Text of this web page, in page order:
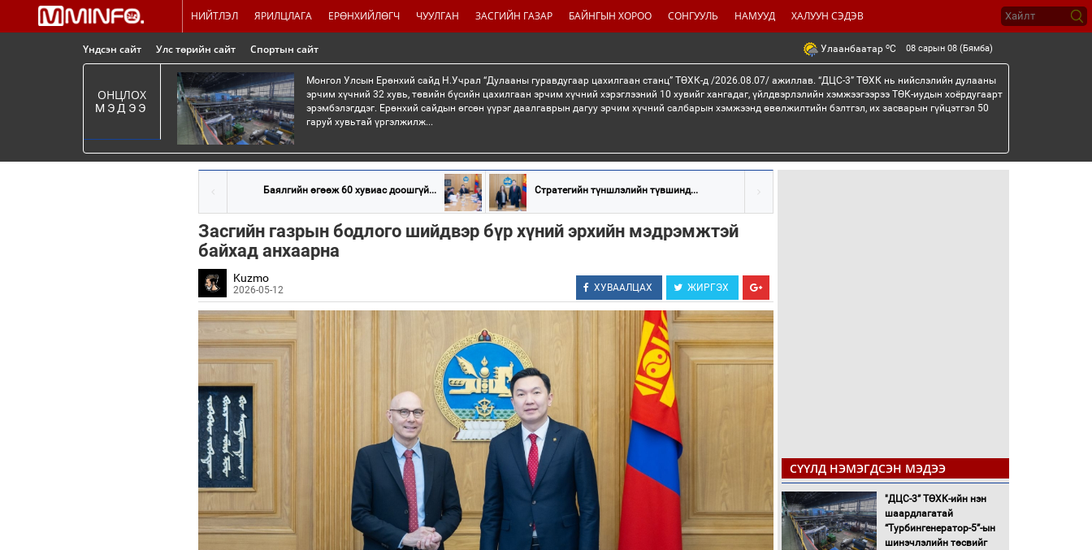
НИЙТЛЭЛ ЯРИЛЦЛАГА ЕРӨНХИЙЛӨГЧ ЧУУЛГАН ЗАСГИЙН ГАЗАР БАЙНГЫН ХОРОО СОНГУУЛЬ НАМУУД ХАЛУУН СЭДЭВ
Үндсэн сайт Улс төрийн сайт Спортын сайт Улаанбаатар oC 08 сарын 08 (Бямба)
ОНЦЛОХ
МЭДЭЭ
Монгол Улсын Ерөнхий сайд Н.Учрал “Дулааны гуравдугаар цахилгаан станц” ТӨХК-д /2026.08.07/ ажиллав. “ДЦС-3” ТӨХК нь нийслэлийн дулааны
эрчим хүчний 32 хувь, төвийн бүсийн цахилгаан эрчим хүчний хэрэглээний 10 хувийг хангадаг, үйлдвэрлэлийн хэмжээгээрээ ТӨК-иудын хоёрдугаарт
эрэмбэлэгддэг. Ерөнхий сайдын өгсөн үүрэг даалгаврын дагуу эрчим хүчний салбарын хэмжээнд өвөлжилтийн бэлтгэл, их засварын гүйцэтгэл 50
гаруй хувьтай үргэлжилж...
Баялгийн өгөөж 60 хувиас доошгүй... Стратегийн түншлэлийн түвшинд...
Засгийн газрын бодлого шийдвэр бүр хүний эрхийн мэдрэмжтэй
байхад анхаарна
Kuzmo
2026-05-12 ХУВААЛЦАХ ЖИРГЭХ
СҮҮЛД НЭМЭГДСЭН МЭДЭЭ
"ДЦС-3” ТӨХК-ийн нэн
шаардлагатай
“Турбингенератор-5”-ын
шинэчлэлийн төсвийг